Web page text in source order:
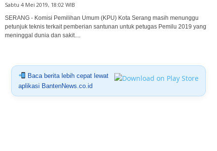
Sabtu 4 Mei 2019, 18:02 WIB
SERANG - Komisi Pemilihan Umum (KPU) Kota Serang masih menunggu
petunjuk teknis terkait pemberian santunan untuk petugas Pemilu 2019 yang
meninggal dunia dan sakit....
Baca berita lebih cepat lewat
aplikasi BantenNews.co.id